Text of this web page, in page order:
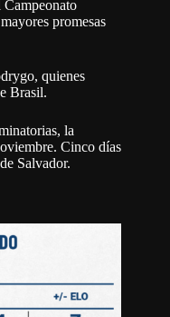
promesas
quienes
Brasil.
la
Cinco días
Salvador.